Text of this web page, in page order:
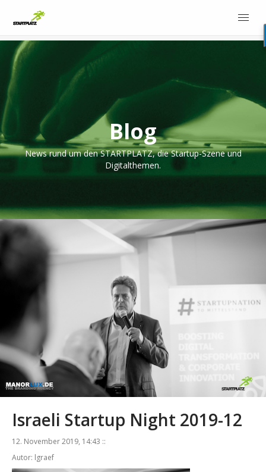
Blog
News rund um den STARTPLATZ, die Startup-Szene und
Digitalthemen.
Israeli Startup Night 2019-12
12. November 2019, 14:43 ::
Autor: lgraef